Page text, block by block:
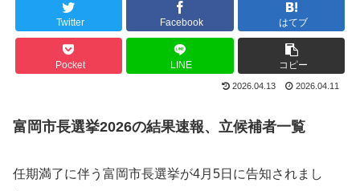
Twitter Facebook はてブ
Pocket LINE コピー
2026.04.13 2026.04.11
富岡市長選挙2026の結果速報、立候補者一覧
任期満了に伴う富岡市長選挙が4月5日に告知されまし